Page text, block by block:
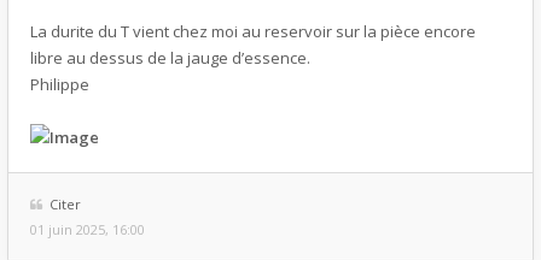
La durite du T vient chez moi au reservoir sur la pièce encore
libre au dessus de la jauge d’essence.
Philippe
Citer
01 juin 2025, 16:00